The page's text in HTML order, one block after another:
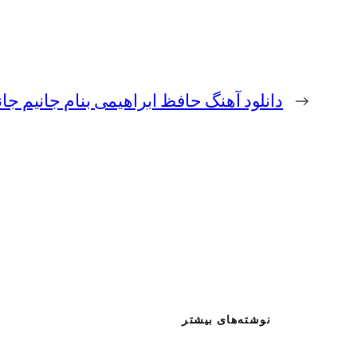
← دانلود آهنگ حافظ ابراهیمی بنام جانیم
نوشته‌های بیشتر